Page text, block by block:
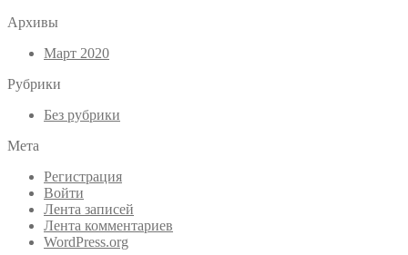
Архивы
Март 2020
Рубрики
Без рубрики
Мета
Регистрация
Войти
Лента записей
Лента комментариев
WordPress.org